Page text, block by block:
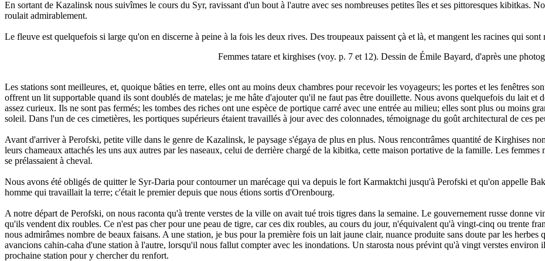
En sortant de Kazalinsk nous suivîmes le cours du Syr, ravissant d'un bout à l'autre avec ses nombreuses petites îles et ses pittoresques kibitkas.
roulait admirablement.
Le fleuve est quelquefois si large qu'on en discerne à peine à la fois les deux rives. Des troupeaux paissent çà et là, et mangent les racines qui sont
Femmes tatare et kirghises (voy. p. 7 et 12). Dessin de Émile Bayard, d'après une
Les stations sont meilleures, et, quoique bâties en terre, elles ont au moins deux chambres pour recevoir les voyageurs; les portes et les fenêtres
offrent un lit supportable quand ils sont doublés de matelas; je me hâte d'ajouter qu'il ne faut pas être douillette. Nous avons quelquefois du lait et
assez curieux. Ils ne sont pas fermés; les tombes des riches ont une espèce de portique carré avec une entrée au milieu; elles sont plus ou moins
soleil. Dans l'un de ces cimetières, les portiques supérieurs étaient travaillés à jour avec des colonnades, témoignage du goût architectural de ces
Avant d'arriver à Perofski, petite ville dans le genre de Kazalinsk, le paysage s'égaya de plus en plus. Nous rencontrâmes quantité de Kirghises
leurs chameaux attachés les uns aux autres par les naseaux, celui de derrière chargé de la kibitka, cette maison portative de la famille. Les
se prélassaient à cheval.
Nous avons été obligés de quitter le Syr-Daria pour contourner un marécage qui va depuis le fort Karmaktchi jusqu'à Perofski et qu'on appelle
homme qui travaillait la terre; c'était le premier depuis que nous étions sortis d'Orenbourg.
A notre départ de Perofski, on nous raconta qu'à trente verstes de la ville on avait tué trois tigres dans la semaine. Le gouvernement russe donne
qu'ils vendent dix roubles. Ce n'est pas cher pour une peau de tigre, car ces dix roubles, au cours du jour, n'équivalent qu'à vingt-cinq ou trente
nous admirâmes nombre de beaux faisans. A une station, je bus pour la première fois un lait jaune clair, nuance produite sans doute par les herbes
avancions cahin-caha d'une station à l'autre, lorsqu'il nous fallut compter avec les inondations. Un starosta nous prévint qu'à vingt verstes
prochaine station pour y chercher du renfort.